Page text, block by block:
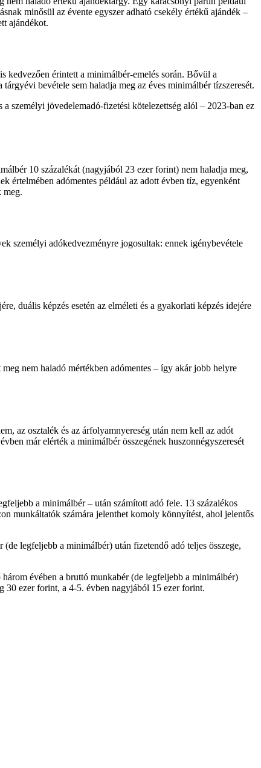
minősül az évente egyszer adható csekély értékű ajándék –
ajándékot.
kedvezően érintett a minimálbér-emelés során. Bővül a
bevétele sem haladja meg az éves minimálbér tízszeresét.
személyi jövedelemadó-fizetési kötelezettség alól – 2023-ban ez
10 százalékát (nagyjából 23 ezer forint) nem haladja meg,
értelmében adómentes például az adott évben tíz, egyenként
meg.
személyi adókedvezményre jogosultak: ennek igénybevétele
duális képzés esetén az elméleti és a gyakorlati képzés idejére
nem haladó mértékben adómentes – így akár jobb helyre
az osztalék és az árfolyamnyereség után nem kell az adót
már elérték a minimálbér összegének huszonnégyszeresét
a minimálbér – után számított adó fele. 13 százalékos
munkáltatók számára jelenthet komoly könnyítést, ahol jelentős
legfeljebb a minimálbér) után fizetendő adó teljes összege,
évében a bruttó munkabér (de legfeljebb a minimálbér)
30 ezer forint, a 4-5. évben nagyjából 15 ezer forint.